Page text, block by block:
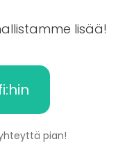
lisää!
pian!